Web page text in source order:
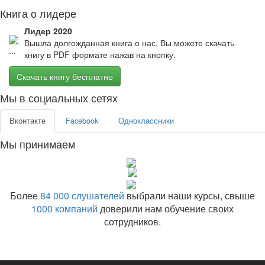
Книга о лидере
Лидер 2020
Вышла долгожданная книга о нас, Вы можете скачать
книгу в PDF формате нажав на кнопку.
Скачать книгу бесплатно
Мы в социальных сетях
Вконтакте Facebook Одноклассники
Мы принимаем
Более84 000 слушателей выбрали наши курсы, свыше
1000 компаний доверили нам обучение своих
сотрудников.